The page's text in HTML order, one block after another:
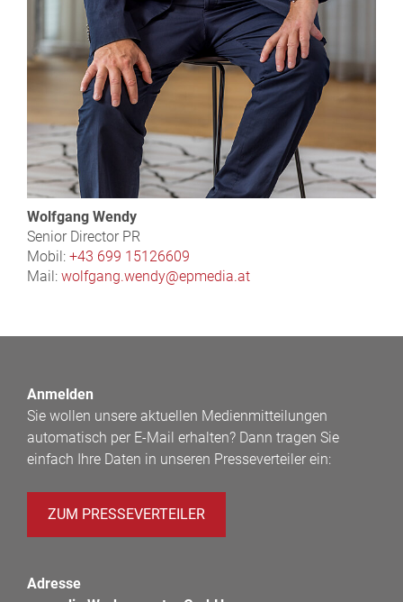
Wolfgang Wendy
Senior Director PR
Mobil: +43 699 15126609
Mail: wolfgang.wendy@epmedia.at
Anmelden
Sie wollen unsere aktuellen Medienmitteilungen
automatisch per E-Mail erhalten? Dann tragen Sie
einfach Ihre Daten in unseren Presseverteiler ein:
ZUM PRESSEVERTEILER
Adresse